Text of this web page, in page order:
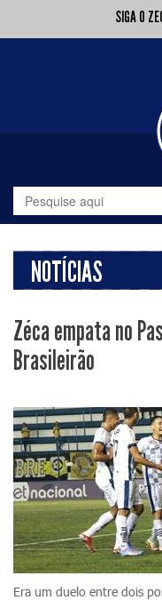
SIGA O
NOTÍCIAS
Zéca empata no
Brasileirão
Era um duelo entre dois